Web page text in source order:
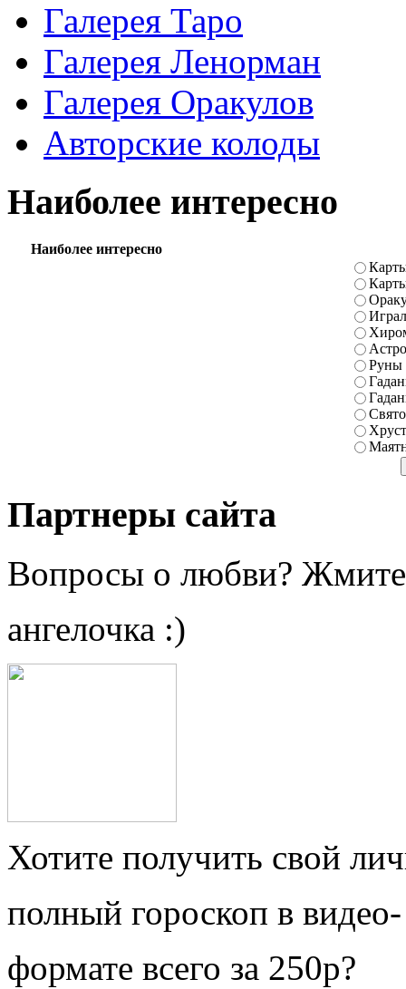
Галерея Таро
Галерея Ленорман
Галерея Оракулов
Авторские колоды
Наиболее интересно
Наиболее интересно
Руны
Партнеры сайта
Вопросы о любви?
ангелочка :)
Хотите получить свой
полный гороскоп в видео-
формате всего за 250р?